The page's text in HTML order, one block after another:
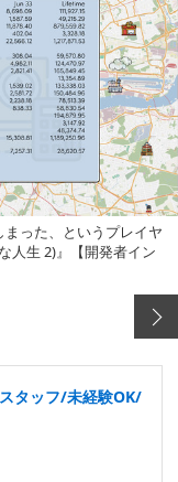
まった、というプレイヤ
人生 2)』【開発者イン
タッフ/未経験OK/